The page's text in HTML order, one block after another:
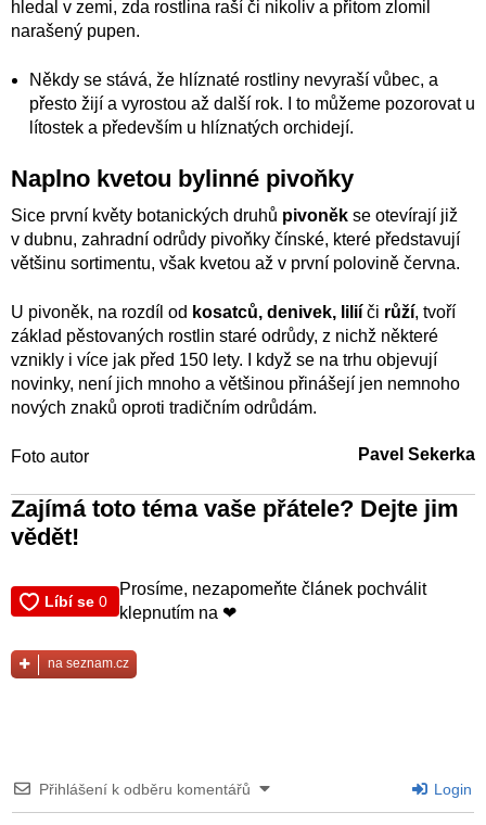
hledal v zemi, zda rostlina raší či nikoliv a přitom zlomil
narašený pupen.
Někdy se stává, že hlíznaté rostliny nevyraší vůbec, a
přesto žijí a vyrostou až další rok. I to můžeme pozorovat u
lítostek a především u hlíznatých orchidejí.
Naplno kvetou bylinné pivoňky
Sice první květy botanických druhů pivoněk se otevírají již
v dubnu, zahradní odrůdy pivoňky čínské, které představují
většinu sortimentu, však kvetou až v první polovině června.
U pivoněk, na rozdíl od kosatců, denivek, lilií či růží, tvoří
základ pěstovaných rostlin staré odrůdy, z nichž některé
vznikly i více jak před 150 lety. I když se na trhu objevují
novinky, není jich mnoho a většinou přinášejí jen nemnoho
nových znaků oproti tradičním odrůdám.
Foto autor Pavel Sekerka
Zajímá toto téma vaše přátele? Dejte jim
vědět!
Prosíme, nezapomeňte článek pochválit
klepnutím na ❤
na seznam.cz
Přihlášení k odběru komentářů Login